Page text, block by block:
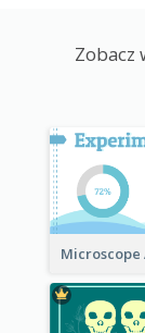
Zobacz